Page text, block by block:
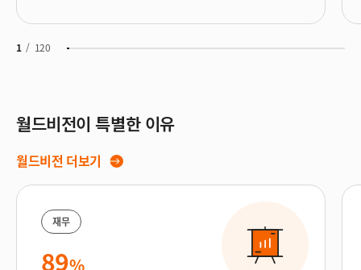
1/ 120
월드비전이 특별한 이유
월드비전 더보기
재무
89%